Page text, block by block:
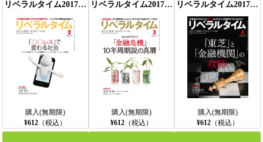
リベラルタイム2017年2月号
購入(無期限)
¥612 （税込）
リベラルタイム2017年3月号
購入(無期限)
¥612（税込）
リベラルタイム2017年4月号
購入(無期限)
¥612（税込）